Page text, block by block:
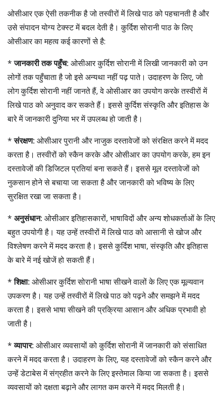
ओसीआर एक ऐसी तकनीक है जो तस्वीरों में लिखे पाठ को पहचानती है और
उसे संपादन योग्य टेक्स्ट में बदल देती है। कुर्दिश सोरानी पाठ के लिए
ओसीआर का महत्व कई कारणों से है:
*जानकारी तक पहुँच: ओसीआर कुर्दिश सोरानी में लिखी जानकारी को उन
लोगों तक पहुँचाता है जो इसे अन्यथा नहीं पढ़ पाते। उदाहरण के लिए, जो
लोग कुर्दिश सोरानी नहीं जानते हैं, वे ओसीआर का उपयोग करके तस्वीरों में
लिखे पाठ को अनुवाद कर सकते हैं। इससे कुर्दिश संस्कृति और इतिहास के
बारे में जानकारी दुनिया भर में उपलब्ध हो जाती है।
*संरक्षण: ओसीआर पुरानी और नाजुक दस्तावेजों को संरक्षित करने में मदद
करता है। तस्वीरों को स्कैन करके और ओसीआर का उपयोग करके, हम इन
दस्तावेजों की डिजिटल प्रतियां बना सकते हैं। इससे मूल दस्तावेजों को
नुकसान होने से बचाया जा सकता है और जानकारी को भविष्य के लिए
सुरक्षित रखा जा सकता है।
* अनुसंधान: ओसीआर इतिहासकारों, भाषाविदों और अन्य शोधकर्ताओं के लिए
बहुत उपयोगी है। यह उन्हें तस्वीरों में लिखे पाठ को आसानी से खोज और
विश्लेषण करने में मदद करता है। इससे कुर्दिश भाषा, संस्कृति और इतिहास
के बारे में नई खोजें हो सकती हैं।
*शिक्षा: ओसीआर कुर्दिश सोरानी भाषा सीखने वालों के लिए एक मूल्यवान
उपकरण है। यह उन्हें तस्वीरों में लिखे पाठ को पढ़ने और समझने में मदद
करता है। इससे भाषा सीखने की प्रक्रिया आसान और अधिक प्रभावी हो
जाती है।
*व्यापार: ओसीआर व्यवसायों को कुर्दिश सोरानी में जानकारी को संसाधित
करने में मदद करता है। उदाहरण के लिए, यह दस्तावेजों को स्कैन करने और
उन्हें डेटाबेस में संग्रहीत करने के लिए इस्तेमाल किया जा सकता है। इससे
व्यवसायों को दक्षता बढ़ाने और लागत कम करने में मदद मिलती है।